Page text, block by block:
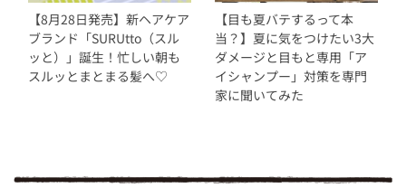
【8月28日発売】新ヘアケア
ブランド「SURUtto（スル
ッと）」誕生！忙しい朝も
スルッとまとまる髪へ♡
【目も夏バテするって本
当？】夏に気をつけたい3大
ダメージと目もと専用「ア
イシャンプー」対策を専門
家に聞いてみた